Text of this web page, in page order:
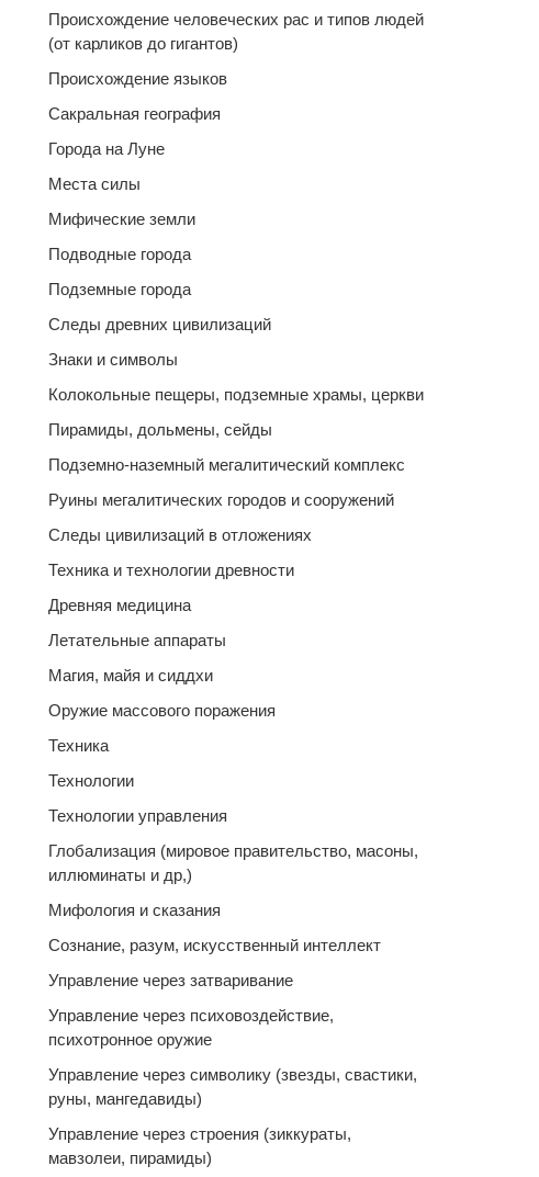
Происхождение человеческих рас и типов людей
(от карликов до гигантов)
Происхождение языков
Сакральная география
Города на Луне
Места силы
Мифические земли
Подводные города
Подземные города
Следы древних цивилизаций
Знаки и символы
Колокольные пещеры, подземные храмы, церкви
Пирамиды, дольмены, сейды
Подземно-наземный мегалитический комплекс
Руины мегалитических городов и сооружений
Следы цивилизаций в отложениях
Техника и технологии древности
Древняя медицина
Летательные аппараты
Магия, майя и сиддхи
Оружие массового поражения
Техника
Технологии
Технологии управления
Глобализация (мировое правительство, масоны,
иллюминаты и др,)
Мифология и сказания
Сознание, разум, искусственный интеллект
Управление через затваривание
Управление через психовоздействие,
психотронное оружие
Управление через символику (звезды, свастики,
руны, мангедавиды)
Управление через строения (зиккураты,
мавзолеи, пирамиды)